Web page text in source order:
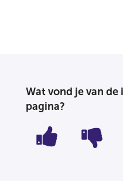
Wat vond je van
pagina?